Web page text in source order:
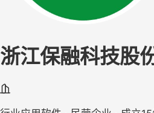
浙江保融科技股